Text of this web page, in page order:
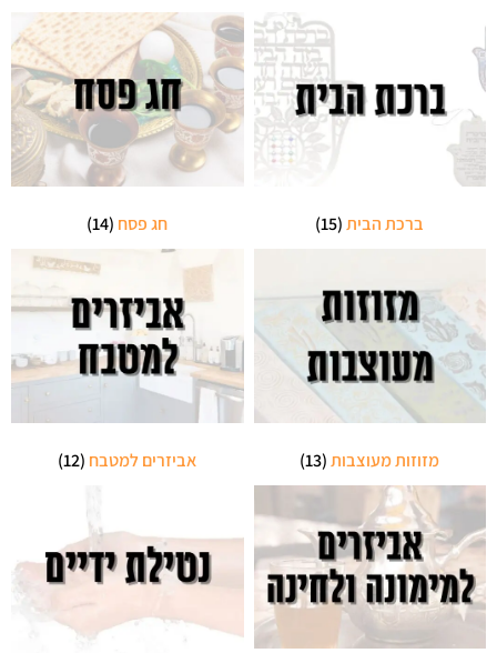
ברכת הבית(15) חג פסח (14)
מזוזות מעוצבות(13) אביזרים למטבח (12)